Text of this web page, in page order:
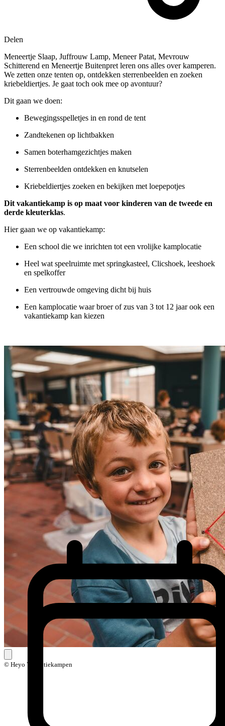
Delen
Meneertje Slaap, Juffrouw Lamp, Meneer Patat, Mevrouw
Schitterend en Meneertje Buitenpret leren ons alles over kamperen.
We zetten onze tenten op, ontdekken sterrenbeelden en zoeken
kriebeldiertjes. Je gaat toch ook mee op avontuur?
Dit gaan we doen:
Bewegingsspelletjes in en rond de tent
Zandtekenen op lichtbakken
Samen boterhamgezichtjes maken
Sterrenbeelden ontdekken en knutselen
Kriebeldiertjes zoeken en bekijken met loepepotjes
Dit vakantiekamp is op maat voor kinderen van de tweede en
derde kleuterklas.
Hier gaan we op vakantiekamp:
Een school die we inrichten tot een vrolijke kamplocatie
Heel wat speelruimte met springkasteel, Clicshoek, leeshoek
en spelkoffer
Een vertrouwde omgeving dicht bij huis
Een kamplocatie waar broer of zus van 3 tot 12 jaar ook een
vakantiekamp kan kiezen
© Heyo Vakantiekampen